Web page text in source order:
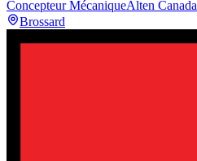
Concepteur MécaniqueAlten Canada
Brossard